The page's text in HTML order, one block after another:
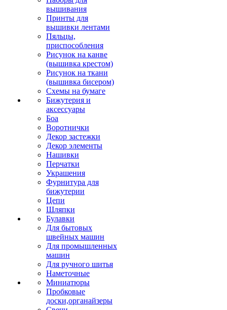
вышивания
Принты для
вышивки лентами
Пяльцы,
приспособления
Рисунок на канве
(вышивка крестом)
Рисунок на ткани
(вышивка бисером)
Схемы на бумаге
Бижутерия и
аксессуары
Боа
Воротнички
Декор застежки
Декор элементы
Нашивки
Перчатки
Украшения
Фурнитура для
бижутерии
Цепи
Шляпки
Булавки
Для бытовых
швейных машин
Для промышленных
машин
Для ручного шитья
Наметочные
Миниатюры
Пробковые
доски,органайзеры